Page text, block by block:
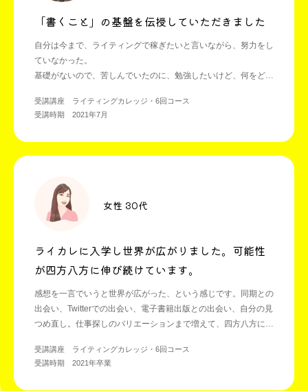
「書くこと」の基盤を伝授していただきました
自分は今まで、ライティングで稼ぎたいと言いながら、努力をし
ていなかった。
基礎がないので、苦しんでいたのに、勉強したいけど、何をどう
受講講座 ライティングカレッジ・6回コース
受講時期 2021年7月
女性 30代
ライカレに入学し世界が広がりました。可能性
が四方八方に伸び続けています。
感想を一言でいうと世界が広がった、という感じです。同期との
出会い、Twitterでの出会い、電子書籍出版との出会い、自分の見
つめ直し。仕事探しのバリエーションまで増えて、四方八方に可
受講講座 ライティングカレッジ・6回コース
受講時期 2021年卒業